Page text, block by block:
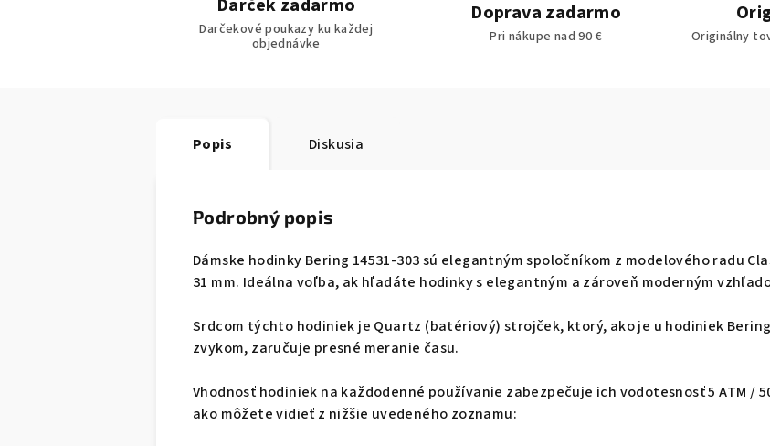
Darček zadarmo
Darčekové poukazy ku každej
objednávke
Doprava zadarmo
Pri nákupe nad 90 € Originálny
Popis Diskusia
Podrobný popis
Dámske hodinky Bering 14531-303 sú elegantným spoločníkom z modelového radu
31 mm. Ideálna voľba, ak hľadáte hodinky s elegantným a zároveň moderným
Srdcom týchto hodiniek je Quartz (batériový) strojček, ktorý, ako je u hodiniek
zvykom, zaručuje presné meranie času.
Vhodnosť hodiniek na každodenné používanie zabezpečuje ich vodotesnosť 5 ATM /
ako môžete vidieť z nižšie uvedeného zoznamu: